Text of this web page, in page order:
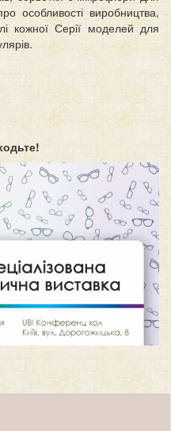
особливості виробництва,
кожної Серії моделей для